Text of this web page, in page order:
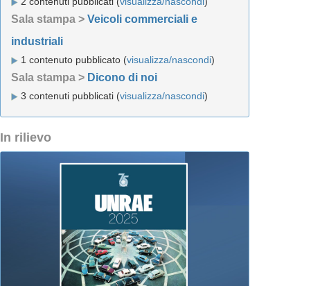
Sala stampa > Veicoli commerciali e
industriali
1 contenuto pubblicato (visualizza/nascondi)
Sala stampa > Dicono di noi
3 contenuti pubblicati (visualizza/nascondi)
In rilievo